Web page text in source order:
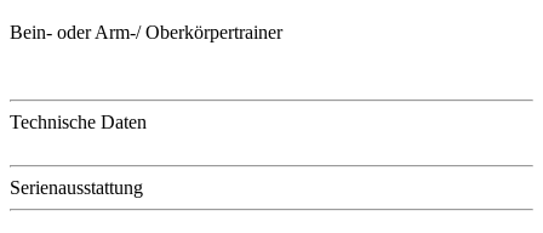
Bein- oder Arm-/ Oberkörpertrainer
Technische Daten
Serienausstattung